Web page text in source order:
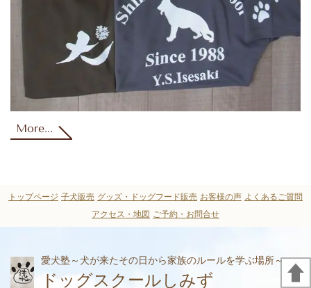
More...
トップページ 子犬販売 グッズ・ドッグフード販売 お客様の声 よくあるご質問
アクセス・地図 ご予約・お問合せ
愛犬塾～犬が来たその日から家族のルールを学ぶ場所～
ドッグスクールしみず